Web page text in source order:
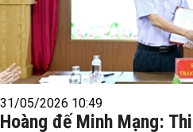
31/05/2026 10:49
Hoàng đế Minh Mạng: